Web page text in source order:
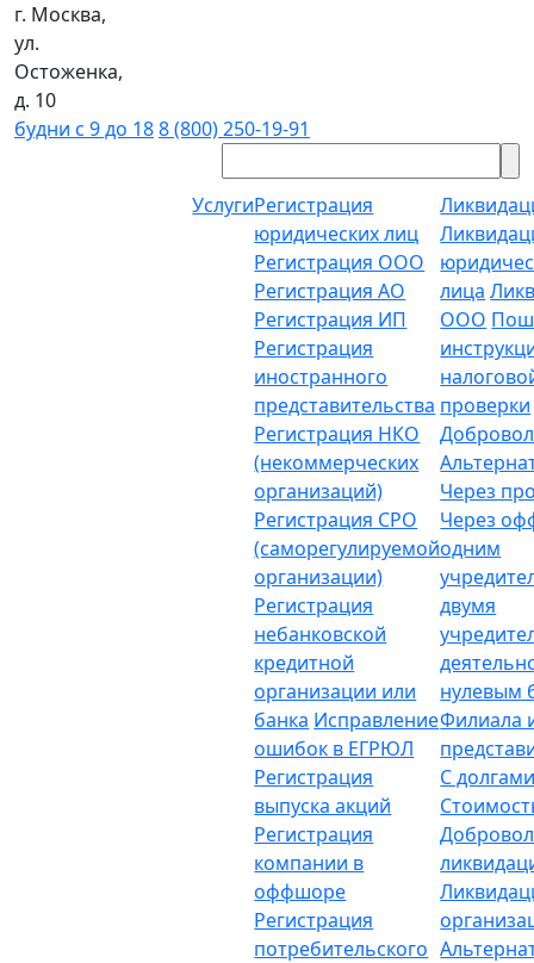
г. Москва,
ул.
Остоженка,
д. 10
будни с 9 до 188 (800) 250-19-91
УслугиРегистрация
юридических лиц
Регистрация ООО
Регистрация АО
Регистрация ИП
Регистрация
иностранного
представительства
Регистрация НКО
(некоммерческих
организаций)
Регистрация СРО
(саморегулируемой
организации)
Регистрация
небанковской
кредитной
организации или
банка Исправление
ошибок в ЕГРЮЛ
Регистрация
выпуска акций
Регистрация
компании в
оффшоре
Регистрация
потребительского
лица
ООО
проверки
Через
Через
одним
двумя
нулевым
Филиала
С